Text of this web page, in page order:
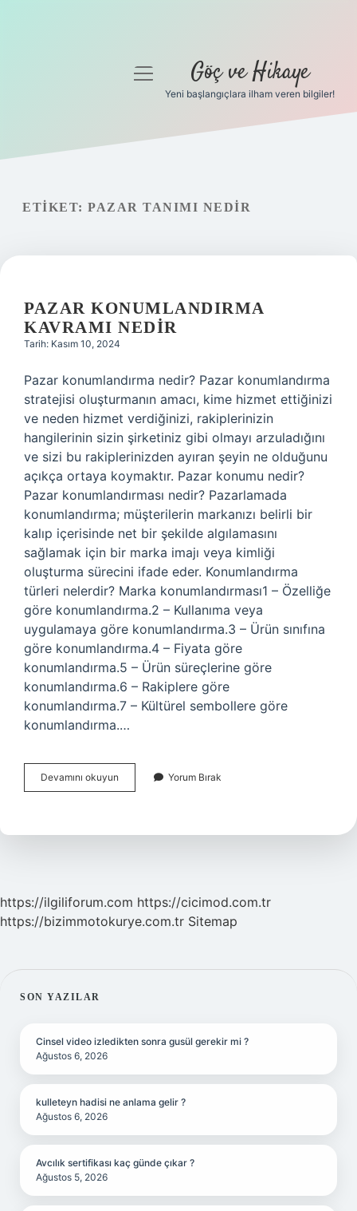
Gizlilik Politikası
menüyü
Göç ve Hikaye
Yeni başlangıçlara ilham veren bilgiler!
ETIKET: PAZAR TANIMI NEDIR
PAZAR KONUMLANDIRMA
KAVRAMI NEDIR
Tarih: Kasım 10, 2024
Pazar konumlandırma nedir? Pazar konumlandırma
stratejisi oluşturmanın amacı, kime hizmet ettiğinizi
ve neden hizmet verdiğinizi, rakiplerinizin
hangilerinin sizin şirketiniz gibi olmayı arzuladığını
ve sizi bu rakiplerinizden ayıran şeyin ne olduğunu
açıkça ortaya koymaktır. Pazar konumu nedir?
Pazar konumlandırması nedir? Pazarlamada
konumlandırma; müşterilerin markanızı belirli bir
kalıp içerisinde net bir şekilde algılamasını
sağlamak için bir marka imajı veya kimliği
oluşturma sürecini ifade eder. Konumlandırma
türleri nelerdir? Marka konumlandırması1 – Özelliğe
göre konumlandırma.2 – Kullanıma veya
uygulamaya göre konumlandırma.3 – Ürün sınıfına
göre konumlandırma.4 – Fiyata göre
konumlandırma.5 – Ürün süreçlerine göre
konumlandırma.6 – Rakiplere göre
konumlandırma.7 – Kültürel sembollere göre
konumlandırma.…
Devamını okuyun
Konumlandırma
Yorum Bırak
https://ilgiliforum.com https://cicimod.com.tr
https://bizimmotokurye.com.tr Sitemap
SIDEBAR
SON YAZILAR
Cinsel video izledikten sonra gusül gerekir mi ?
Ağustos 6, 2026
kulleteyn hadisi ne anlama gelir ?
Ağustos 6, 2026
Avcılık sertifikası kaç günde çıkar ?
Ağustos 5, 2026